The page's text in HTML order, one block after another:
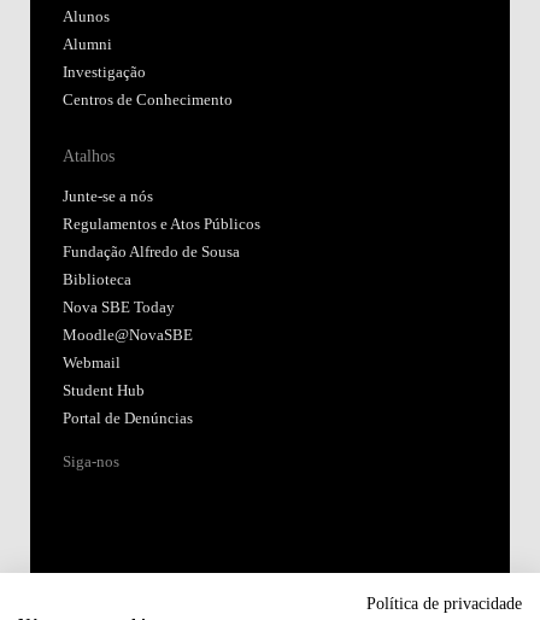
Alunos
Alumni
Investigação
Centros de Conhecimento
Atalhos
Junte-se a nós
Regulamentos e Atos Públicos
Fundação Alfredo de Sousa
Biblioteca
Nova SBE Today
Moodle@NovaSBE
Webmail
Student Hub
Portal de Denúncias
Siga-nos
Política de privacidade